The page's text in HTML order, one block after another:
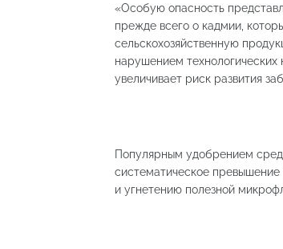
«Особую опасность
прежде всего о кадмии,
сельскохозяйственную
нарушением
увеличивает риск развития
Популярным удобрением
систематическое
и угнетению полезной